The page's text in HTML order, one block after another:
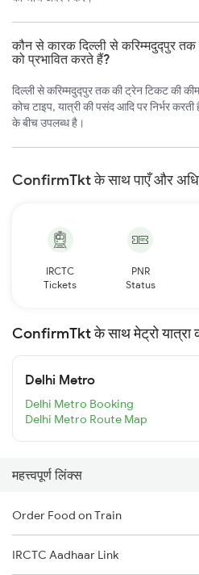
कौन से कारक दिल्ली से करिम्मदुद्पुर
को प्रभावित करते हैं?
दिल्ली से करिम्मदुद्पुर तक की ट्रेन टिकट की
कोच टाइप, यात्री की पसंद आदि पर निर्भर
के बीच उपलब्ध है।
ConfirmTkt के साथ पाएँ और
IRCTC
Tickets
PNR
Status
ConfirmTkt के साथ मेट्रो यात्रा
Delhi Metro
Delhi Metro Booking
Delhi Metro Route Map
महत्त्वपूर्ण लिंक्स
Order Food on Train
IRCTC Aadhaar Link